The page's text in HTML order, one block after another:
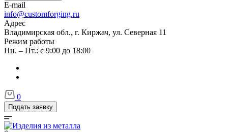
E-mail
info@customforging.ru
Адрес
Владимирская обл., г. Киржач, ул. Северная 11
Режим работы
Пн. – Пт.: с 9:00 до 18:00
0
Подать заявку